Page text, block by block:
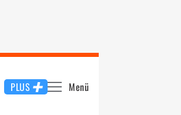
PLUS Menü